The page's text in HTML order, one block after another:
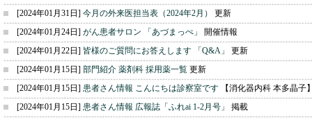
[2024年01月31日] 今月の外来医担当表（2024年2月）
更新
[2024年01月24日] がん患者サロン 「あづまっぺ」 開催情報
[2024年01月22日] 皆様のご質問にお答えします 「Q&A」
更新
[2024年01月15日] 部門紹介 薬剤科 採用薬一覧 更新
[2024年01月15日] 患者さん情報 こんにちは診察室です 【消化器内科 本多晶子
[2024年01月15日] 患者さん情報 広報誌「ふれai 1-2月号」 掲載